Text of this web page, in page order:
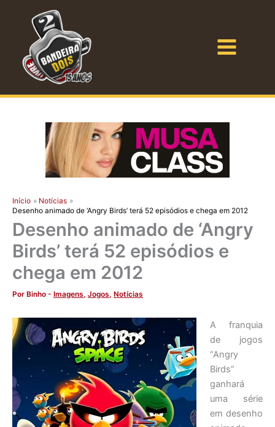
conteúdo
Início
Notícias
Desenho animado de ‘Angry Birds’ terá 52 episódios e chega em 2012
Desenho animado de ‘Angry
Birds’ terá 52 episódios e
chega em 2012
Por Binho - Imagens, Jogos, Notícias
A franquia
de jogos
“Angry
Birds”
ganhará
uma série
em desenho